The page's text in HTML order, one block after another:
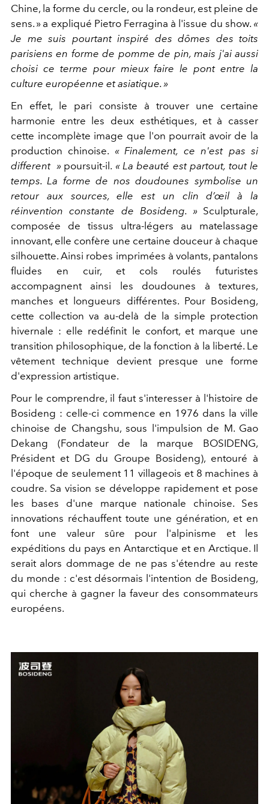
Chine, la forme du cercle, ou la rondeur, est pleine de
sens. » a expliqué Pietro Ferragina à l'issue du show. «
Je me suis pourtant inspiré des dômes des toits
parisiens en forme de pomme de pin, mais j'ai aussi
choisi ce terme pour mieux faire le pont entre la
culture européenne et asiatique. »
En effet, le pari consiste à trouver une certaine
harmonie entre les deux esthétiques, et à casser
cette incomplète image que l'on pourrait avoir de la
production chinoise. « Finalement, ce n'est pas si
different » poursuit-il. « La beauté est partout, tout le
temps. La forme de nos doudounes symbolise un
retour aux sources, elle est un clin d’œil à la
réinvention constante de Bosideng. » Sculpturale,
composée de tissus ultra-légers au matelassage
innovant, elle confère une certaine douceur à chaque
silhouette. Ainsi robes imprimées à volants, pantalons
fluides en cuir, et cols roulés futuristes
accompagnent ainsi les doudounes à textures,
manches et longueurs différentes. Pour Bosideng,
cette collection va au-delà de la simple protection
hivernale : elle redéfinit le confort, et marque une
transition philosophique, de la fonction à la liberté. Le
vêtement technique devient presque une forme
d'expression artistique.
Pour le comprendre, il faut s'interesser à l'histoire de
Bosideng : celle-ci commence en 1976 dans la ville
chinoise de Changshu, sous l'impulsion de M. Gao
Dekang (Fondateur de la marque BOSIDENG,
Président et DG du Groupe Bosideng), entouré à
l'époque de seulement 11 villageois et 8 machines à
coudre. Sa vision se développe rapidement et pose
les bases d'une marque nationale chinoise. Ses
innovations réchauffent toute une génération, et en
font une valeur sûre pour l'alpinisme et les
expéditions du pays en Antarctique et en Arctique. Il
serait alors dommage de ne pas s'étendre au reste
du monde : c'est désormais l'intention de Bosideng,
qui cherche à gagner la faveur des consommateurs
européens.